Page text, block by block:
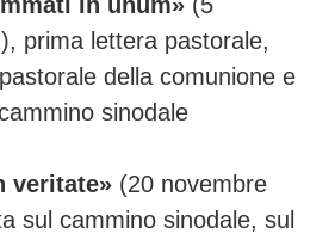
prima lettera pastorale,
della comunione e
sinodale
veritate» (20 novembre
sul cammino sinodale, sul